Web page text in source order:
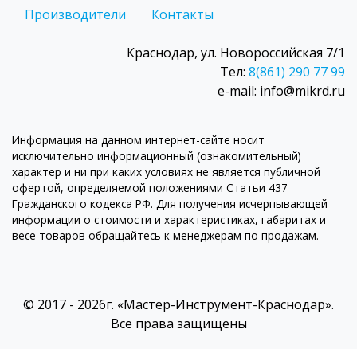
Производители
Контакты
Краснодар, ул. Новороссийская 7/1
Тел: 8(861) 290 77 99
e-mail: info@mikrd.ru
Информация на данном интернет-сайте носит
исключительно информационный (ознакомительный)
характер и ни при каких условиях не является публичной
офертой, определяемой положениями Статьи 437
Гражданского кодекса РФ. Для получения исчерпывающей
информации о стоимости и характеристиках, габаритах и
весе товаров обращайтесь к менеджерам по продажам.
© 2017 - 2026г. «Мастер-Инструмент-Краснодар».
Все права защищены